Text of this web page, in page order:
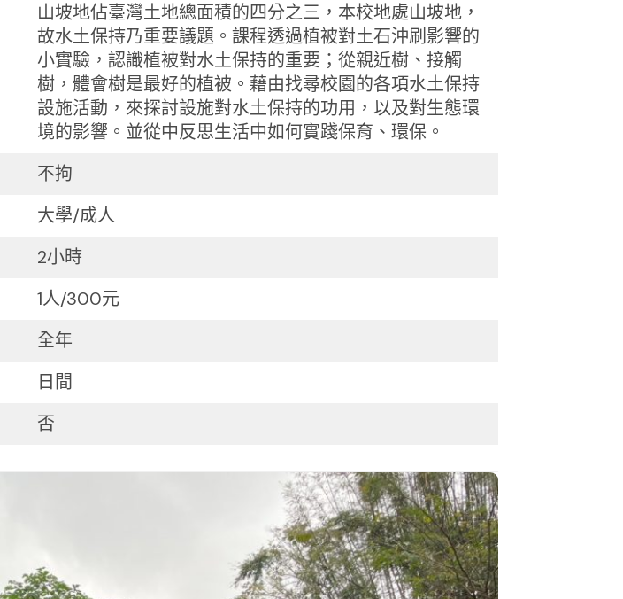
山坡地佔臺灣土地總面積的四分之三，本校地處山坡地，
故水土保持乃重要議題。課程透過植被對土石沖刷影響的
小實驗，認識植被對水土保持的重要；從親近樹、接觸
樹，體會樹是最好的植被。藉由找尋校園的各項水土保持
設施活動，來探討設施對水土保持的功用，以及對生態環
境的影響。並從中反思生活中如何實踐保育、環保。
不拘
大學/成人
2小時
1人/300元
全年
日間
否